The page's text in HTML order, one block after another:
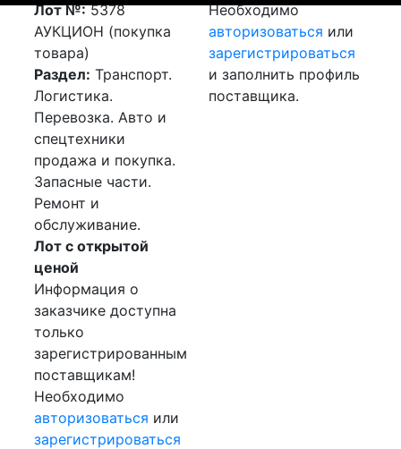
Лот №:5378
АУКЦИОН (покупка
товара)
Раздел: Транспорт.
Логистика.
Перевозка. Авто и
спецтехники
продажа и покупка.
Запасные части.
Ремонт и
обслуживание.
Лот с открытой
ценой
Информация о
заказчике доступна
только
зарегистрированным
поставщикам!
Необходимо
авторизоваться или
зарегистрироваться
Необходимо
авторизоваться или
зарегистрироваться
и заполнить профиль
поставщика.